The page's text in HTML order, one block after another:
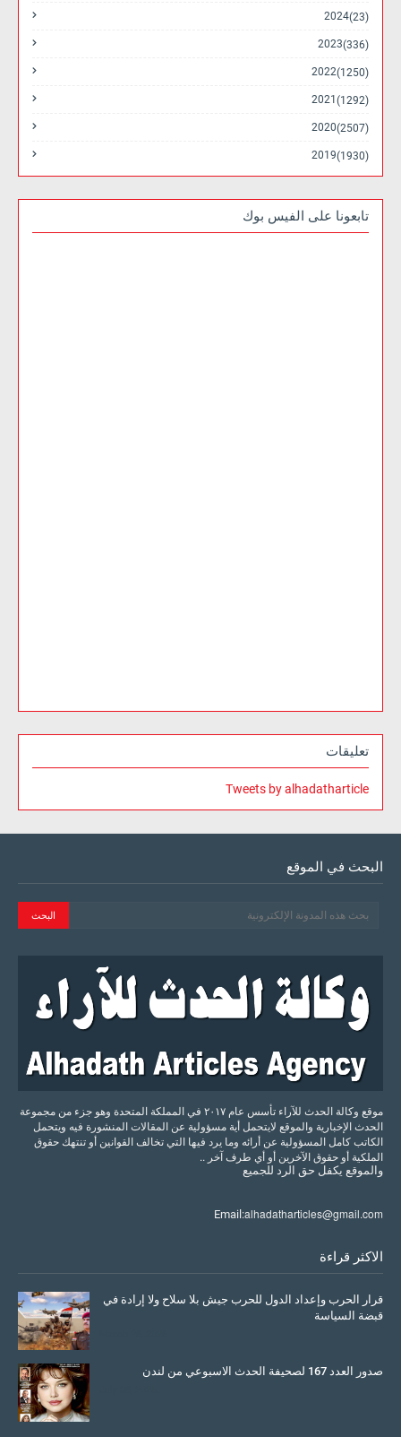
2024 (23)
2023 (336)
2022 (1250)
2021 (1292)
2020 (2507)
2019 (1930)
تابعونا على الفيس بوك
تعليقات
Tweets by alhadatharticle
البحث في الموقع
موقع وكالة الحدث للآراء تأسس عام ٢٠١٧ في المملكة المتحدة وهو جزء من مجموعة
الحدث الإخبارية والموقع لايتحمل أية مسؤولية عن المقالات المنشورة فيه ويتحمل
الكاتب كامل المسؤولية عن أرائه وما يرد فيها التي تخالف القوانين أو تنتهك حقوق
الملكية أو حقوق الآخرين أو أي طرف آخر ..
والموقع يكفل حق الرد للجميع
Email:alhadatharticles@gmail.com
الاكثر قراءة
قرار الحرب وإعداد الدول للحرب جيش بلا سلاح ولا إرادة في
قبضة السياسة
صدور العدد 167 لصحيفة الحدث الاسبوعي من لندن